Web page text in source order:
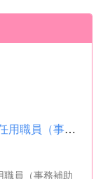
■群馬県立前橋女子高等学校会計年度任用職員（事務補助職）の募集...
職員（事務補助